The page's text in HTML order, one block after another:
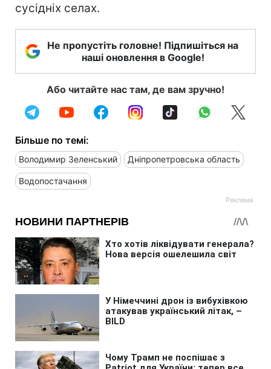
сусідніх селах.
Не пропустіть головне! Підпишіться на
наші оновлення в Google!
Або читайте нас там, де вам зручно!
Більше по темі:
Володимир Зеленський Дніпропетровська область
Водопостачання